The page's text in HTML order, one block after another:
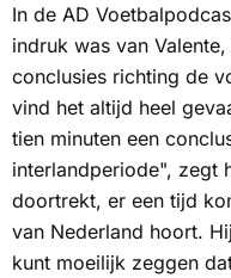
In de AD
indruk was van
conclusies richting de
vind het altijd heel
tien minuten een
interlandperiode", zegt
doortrekt, er een tijd
van Nederland hoort.
kunt moeilijk zeggen